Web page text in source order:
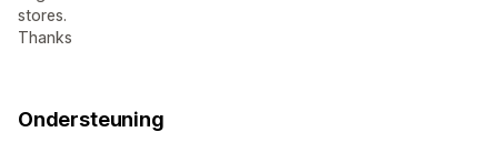
stores.
Thanks
Ondersteuning